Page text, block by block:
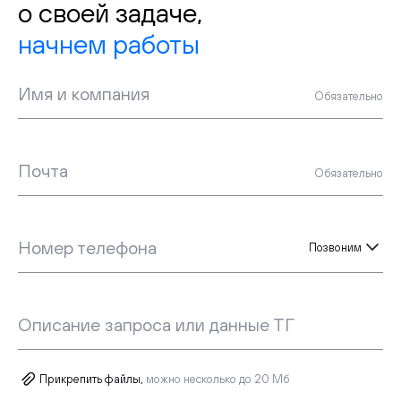
о своей задаче,
начнем работы
Имя и компания Обязательно
Почта Обязательно
Номер телефона Позвоним
Описание запроса или данные ТГ
Прикрепить файлы, можно несколько до 20 Мб